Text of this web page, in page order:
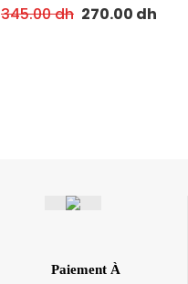
Comprimes
345.00dh 270.00 dh
Paiement À